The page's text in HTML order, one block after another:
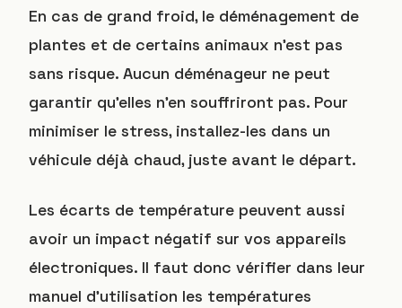
En cas de grand froid, le déménagement de
plantes et de certains animaux n’est pas
sans risque. Aucun déménageur ne peut
garantir qu’elles n’en souffriront pas. Pour
minimiser le stress, installez-les dans un
véhicule déjà chaud, juste avant le départ.
Les écarts de température peuvent aussi
avoir un impact négatif sur vos appareils
électroniques. Il faut donc vérifier dans leur
manuel d’utilisation les températures